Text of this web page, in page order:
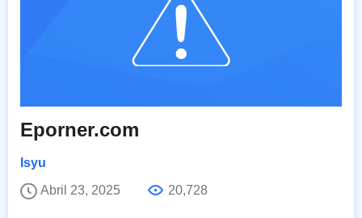
Eporner.com
Isyu
Abril 23, 2025
20,728